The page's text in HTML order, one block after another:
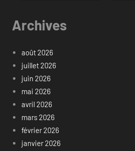
Archives
août 2026
juillet 2026
juin 2026
mai 2026
avril 2026
mars 2026
février 2026
janvier 2026